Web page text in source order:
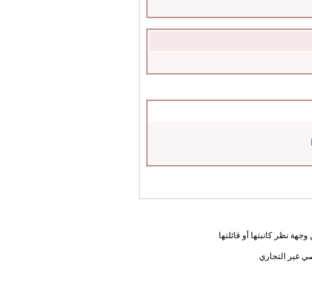
نظر كاتبتها أو قائلتها
غير التجاري